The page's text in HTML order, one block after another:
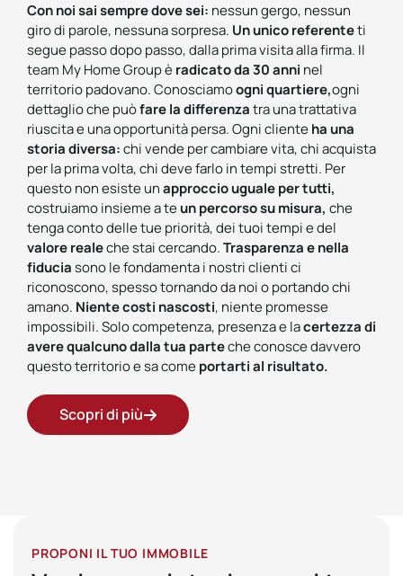
Con noi sai sempre dove sei: nessun gergo, nessun
giro di parole, nessuna sorpresa. Un unico referenteti
segue passo dopo passo, dalla prima visita alla firma. Il
team My Home Group èradicato da 30 anni nel
territorio padovano. Conosciamoogni quartiere,ogni
dettaglio che puòfare la differenzatra una trattativa
riuscita e una opportunità persa. Ogni clienteha una
storia diversa:chi vende per cambiare vita, chi acquista
per la prima volta, chi deve farlo in tempi stretti. Per
questo non esiste unapproccio uguale per tutti,
costruiamo insieme a teun percorso su misura, che
tenga conto delle tue priorità, dei tuoi tempi e del
valore realeche stai cercando.Trasparenza e nella
fiduciasono le fondamenta i nostri clienti ci
riconoscono, spesso tornando da noi o portando chi
amano. Niente costi nascosti, niente promesse
impossibili. Solo competenza, presenza e lacertezza di
avere qualcuno dalla tua parteche conosce davvero
questo territorio e sa comeportarti al risultato.
Scopri di più
PROPONI IL TUO IMMOBILE